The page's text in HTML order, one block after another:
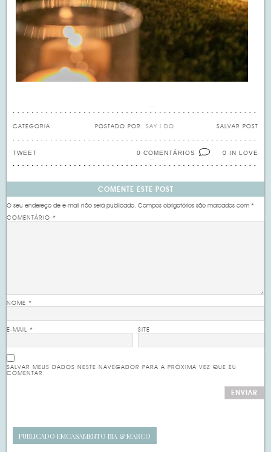
CATEGORIA: SALVAR POST
POSTADO POR: SAY I DO
0 IN LOVE
0 COMENTÁRIOS
TWEET
COMENTE ESTE POST
O seu endereço de e-mail não será publicado. Campos obrigatórios são marcados com*
COMENTÁRIO*
NOME*
E-MAIL* SITE
SALVAR MEUS DADOS NESTE NAVEGADOR PARA A PRÓXIMA VEZ QUE EU
COMENTAR.
PUBLICADO EMCASAMENTO BIA & MARCO